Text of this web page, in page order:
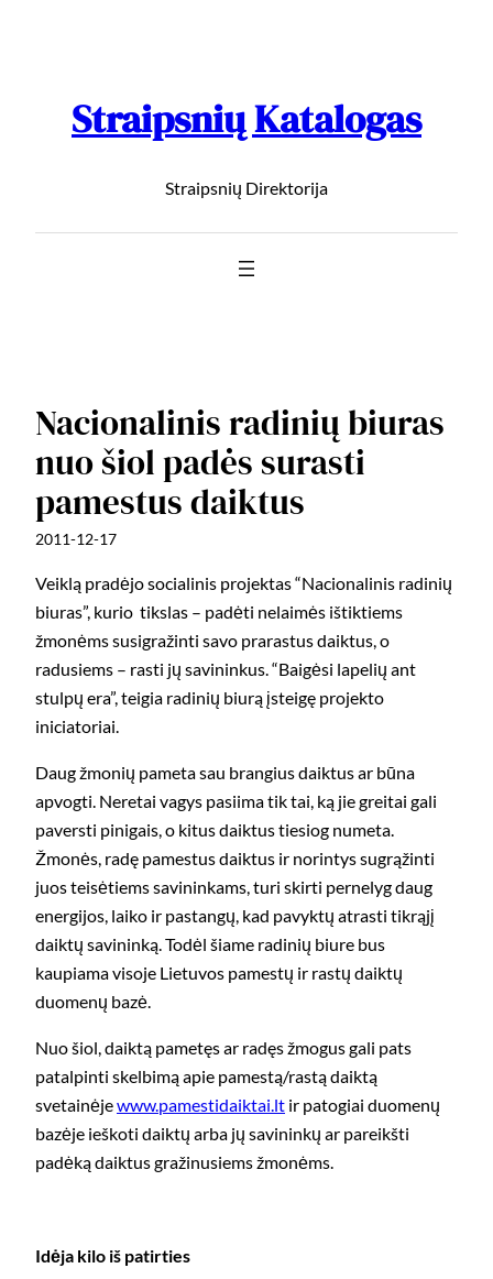
Straipsnių Katalogas
Straipsnių Direktorija
Nacionalinis radinių biuras
nuo šiol padės surasti
pamestus daiktus
2011-12-17
Veiklą pradėjo socialinis projektas “Nacionalinis radinių
biuras”, kurio tikslas – padėti nelaimės ištiktiems
žmonėms susigražinti savo prarastus daiktus, o
radusiems – rasti jų savininkus. “Baigėsi lapelių ant
stulpų era”, teigia radinių biurą įsteigę projekto
iniciatoriai.
Daug žmonių pameta sau brangius daiktus ar būna
apvogti. Neretai vagys pasiima tik tai, ką jie greitai gali
paversti pinigais, o kitus daiktus tiesiog numeta.
Žmonės, radę pamestus daiktus ir norintys sugrąžinti
juos teisėtiems savininkams, turi skirti pernelyg daug
energijos, laiko ir pastangų, kad pavyktų atrasti tikrąjį
daiktų savininką. Todėl šiame radinių biure bus
kaupiama visoje Lietuvos pamestų ir rastų daiktų
duomenų bazė.
Nuo šiol, daiktą pametęs ar radęs žmogus gali pats
patalpinti skelbimą apie pamestą/rastą daiktą
svetainėjewww.pamestidaiktai.lt ir patogiai duomenų
bazėje ieškoti daiktų arba jų savininkų ar pareikšti
padėką daiktus gražinusiems žmonėms.
Idėja kilo iš patirties